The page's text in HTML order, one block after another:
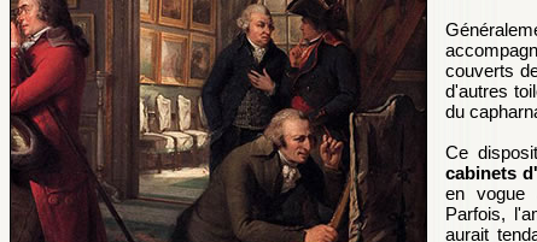
couverts
d'autres
du
Ce
cabinets
en vogue
Parfois,
aurait